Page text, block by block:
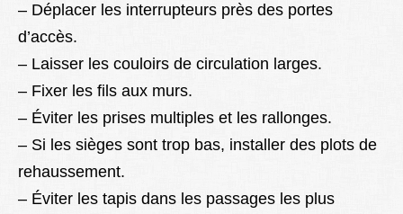
– Déplacer les interrupteurs près des portes
d’accès.
– Laisser les couloirs de circulation larges.
– Fixer les fils aux murs.
– Éviter les prises multiples et les rallonges.
– Si les sièges sont trop bas, installer des plots de
rehaussement.
– Éviter les tapis dans les passages les plus